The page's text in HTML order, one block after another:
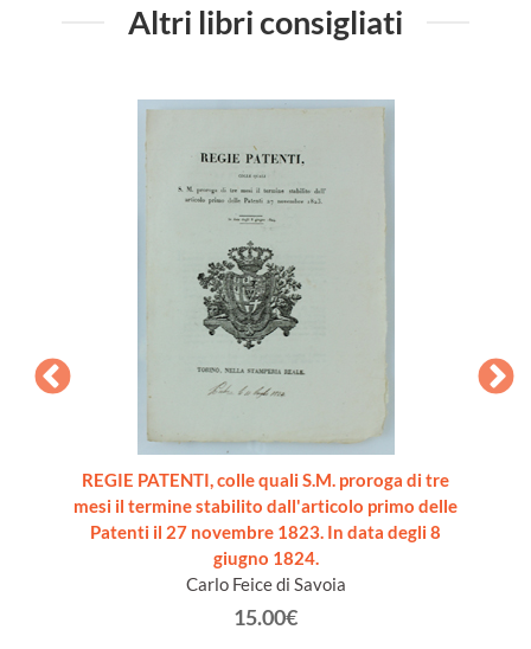
Altri libri consigliati
REGIE PATENTI, colle quali S.M. proroga di tre
mesi il termine stabilito dall'articolo primo delle
Patenti il 27 novembre 1823. In data degli 8
giugno 1824.
Carlo Feice di Savoia
15.00€